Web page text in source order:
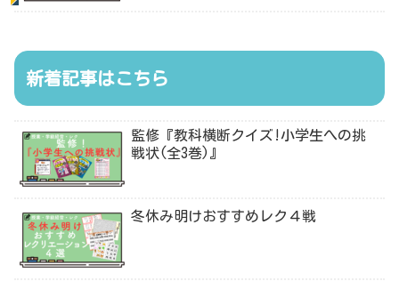
新着記事はこちら
監修『教科横断クイズ!小学生への挑
戦状(全3巻)』
冬休み明けおすすめレク４戦